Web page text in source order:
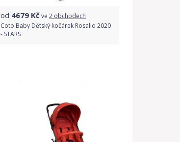
od 4679 Kčve 2 obchodech
Coto Baby Dětský kočárek Rosalio 2020
- STARS